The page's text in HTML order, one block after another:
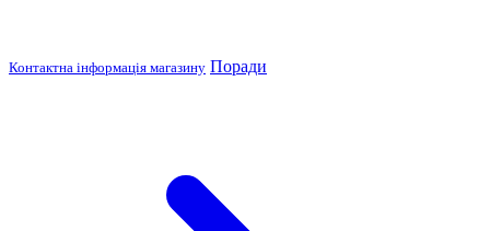
Контактна інформація магазину Поради